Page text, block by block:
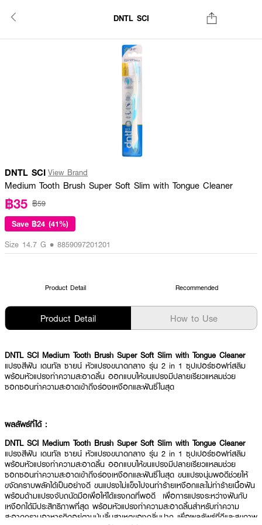
DNTL SCI
DNTL SCI View Brand
Medium Tooth Brush Super Soft Slim with Tongue Cleaner
฿35 ฿59
Save ฿24 (41%)
Size 14.7 G • 8859097201201
Product Detail Recommended
Product Detail How to Use
DNTL SCI Medium Tooth Brush Super Soft Slim with Tongue Cleaner
แปรงสีฟัน เดนทัล ซายน์ หัวแปรงขนาดกลาง รุ่น 2 in 1 ซุปเปอร์ซอฟท์สลิม
พร้อมหัวแปรงทำความสะอาดลิ้น ออกแบบให้ขนแปรงมีปลายเรียวแหลมช่วย
ซอกซอนทำความสะอาดเข้าถึงร่องเหงือกและฟันซี่ในสุด
ผลลัพธ์ที่ได้ :
DNTL SCI Medium Tooth Brush Super Soft Slim with Tongue Cleaner
แปรงสีฟัน เดนทัล ซายน์ หัวแปรงขนาดกลาง รุ่น 2 in 1 ซุปเปอร์ซอฟท์สลิม
พร้อมหัวแปรงทำความสะอาดลิ้น ออกแบบให้ขนแปรงมีปลายเรียวแหลมช่วย
ซอกซอนทำความสะอาดเข้าถึงร่องเหงือกและฟันซี่ในสุด ขนแปรงนุ่มพอดีช่วยให้
ขจัดคราบพลัคได้เป็นอย่างดี ขนแปรงไม่แข็งไปจนทำร้ายเหงือกและไม่ทำร้ายเนื้อฟัน
พร้อมด้ามแปรงจับถนัดมือเพื่อให้ได้แรงกดที่พอดี เพื่อการแปรงระหว่างฟันกับ
เหงือกได้มีประสิทธิภาพที่สุด พร้อมหัวแปรงทำความสะอาดลิ้นสำหรับทำความ
สะอาดคราบอาหารติดอยู่ตามปุ่มลิ้นสาเหตุของกลิ่นปาก เพื่อผลลัพธ์ที่ดีและสุขภาพ